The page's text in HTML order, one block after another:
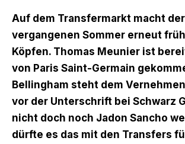
Auf dem Transfermarkt macht der
vergangenen Sommer erneut
Köpfen. Thomas Meunier ist
von Paris Saint-Germain
Bellingham steht dem
vor der Unterschrift bei Schwarz
nicht doch noch Jadon Sancho
dürfte es das mit den Transfers